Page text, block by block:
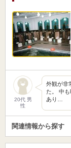
20代 男
性
外観が非
た。 中
あり…
関連情報から探す